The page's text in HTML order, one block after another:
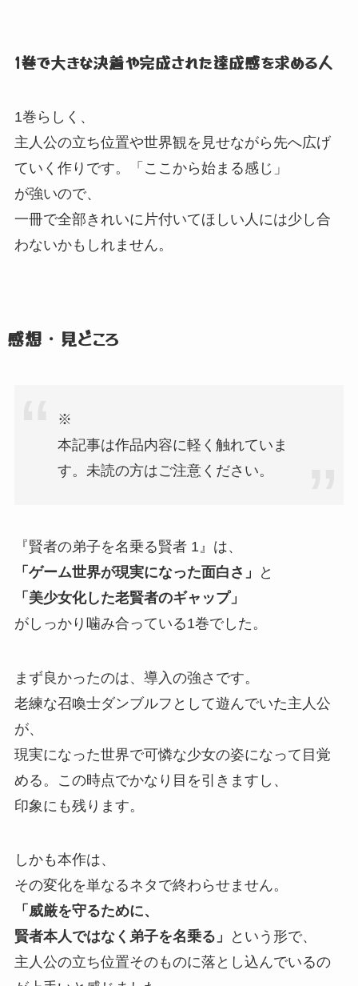
1巻で大きな決着や完成された達成感を求める人
1巻らしく、
主人公の立ち位置や世界観を見せながら先へ広げ
ていく作りです。
「ここから始まる感じ」
が強いので、
一冊で全部きれいに片付いてほしい人には少し合
わないかもしれません。
感想・見どころ
※
本記事は作品内容に軽く触れていま
す。 未読の方はご注意ください。
『賢者の弟子を名乗る賢者 1』 は、
「ゲーム世界が現実になった面白さ」
と
「美少女化した老賢者のギャップ」
がしっかり噛み合っている1巻でした。
まず良かったのは、 導入の強さです。
老練な召喚士ダンブルフとして遊んでいた主人公
が、
現実になった世界で可憐な少女の姿になって目覚
める。
この時点でかなり目を引きますし、
印象にも残ります。
しかも本作は、
その変化を単なるネタで終わらせません。
「威厳を守るために、
賢者本人ではなく弟子を名乗る」
という形で、
主人公の立ち位置そのものに落とし込んでいるの